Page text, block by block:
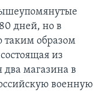
дней, но в
таким образом
из
магазина в
военную